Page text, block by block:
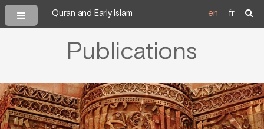
Quran and Early Islam en fr
Publications